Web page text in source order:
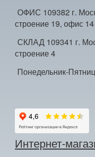
ОФИС 109382 г.
строение 19, офис 14
СКЛАД 109341 г.
строение 4
Понедельник-
Интернет-